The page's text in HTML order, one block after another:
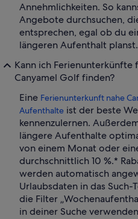
Annehmlichkeiten. So
Angebote durchsuchen,
entsprechen, egal ob du
längeren Aufenthalt planst.
Kann ich
Canyamel Golf finden?
Eine Ferienunterkunft nahe
Aufenthalte ist der beste
kennenzulernen.
längere Aufenthalte
von einem Monat oder
durchschnittlich 10 %.*
werden automatisch
Urlaubsdaten in das
die Filter
in deiner Suche